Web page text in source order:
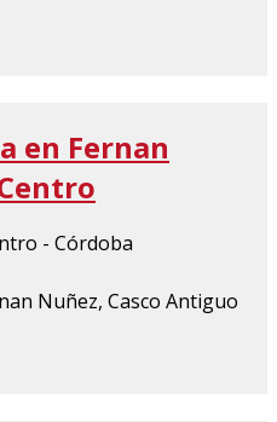
en Fernan
- Córdoba